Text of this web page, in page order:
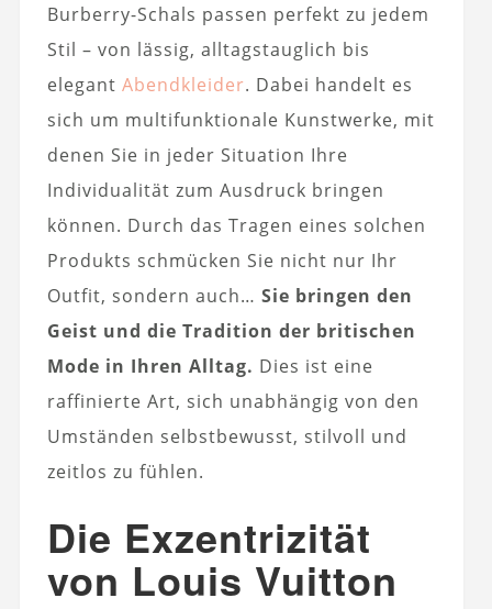
Burberry-Schals passen perfekt zu jedem
Stil – von lässig, alltagstauglich bis
elegant Abendkleider. Dabei handelt es
sich um multifunktionale Kunstwerke, mit
denen Sie in jeder Situation Ihre
Individualität zum Ausdruck bringen
können. Durch das Tragen eines solchen
Produkts schmücken Sie nicht nur Ihr
Outfit, sondern auch… Sie bringen den
Geist und die Tradition der britischen
Mode in Ihren Alltag. Dies ist eine
raffinierte Art, sich unabhängig von den
Umständen selbstbewusst, stilvoll und
zeitlos zu fühlen.
Die Exzentrizität
von Louis Vuitton